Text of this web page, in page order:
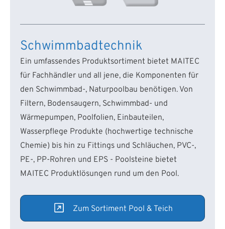
Schwimmbadtechnik
Ein umfassendes Produktsortiment bietet MAITEC
für Fachhändler und all jene, die Komponenten für
den Schwimmbad-, Naturpoolbau benötigen. Von
Filtern, Bodensaugern, Schwimmbad- und
Wärmepumpen, Poolfolien, Einbauteilen,
Wasserpflege Produkte (hochwertige technische
Chemie) bis hin zu Fittings und Schläuchen, PVC-,
PE-, PP-Rohren und EPS - Poolsteine bietet
MAITEC Produktlösungen rund um den Pool.
Zum Sortiment Pool & Teich